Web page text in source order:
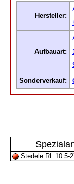
Hersteller:
Aufbauart:
Sonderverkauf:
Stedele RL 10.5-